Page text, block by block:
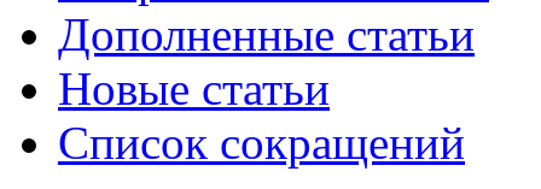
Дополненные статьи
Новые статьи
Список сокращений